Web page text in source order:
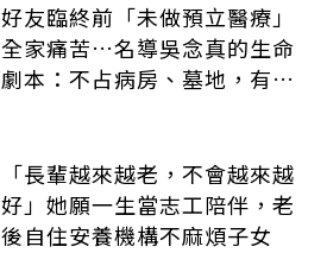
好友臨終前「未做預立醫療」
全家痛苦…名導吳念真的生命
劇本：不占病房、墓地，有人
「長輩越來越老，不會越來越
好」她願一生當志工陪伴，老
後自住安養機構不麻煩子女